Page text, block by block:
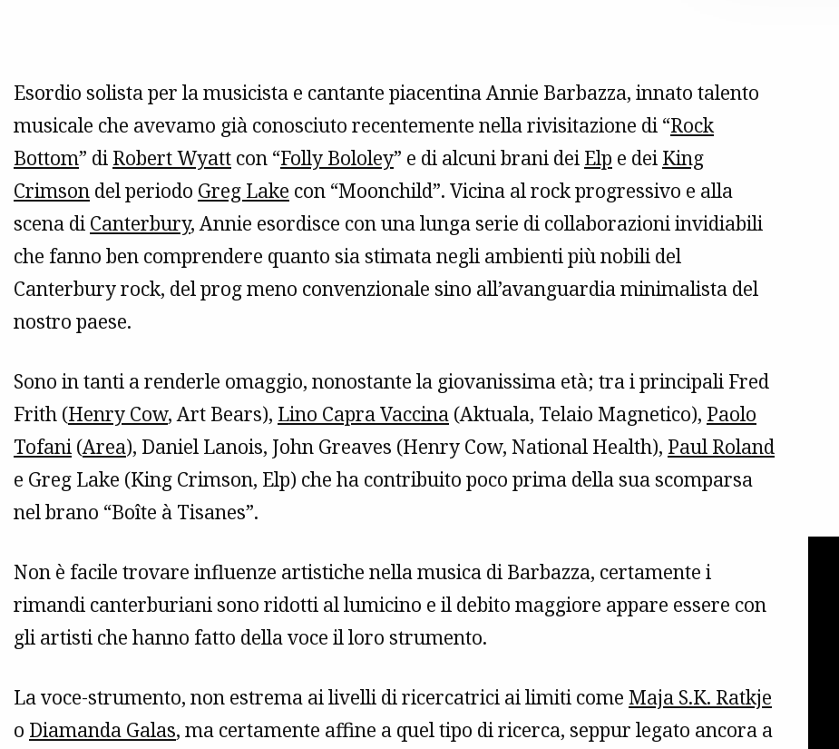
Esordio solista per la musicista e cantante piacentina Annie Barbazza, innato talento
musicale che avevamo già conosciuto recentemente nella rivisitazione di “Rock
Bottom” di Robert Wyatt con “Folly Bololey” e di alcuni brani dei Elp e dei King
Crimson del periodo Greg Lake con “Moonchild”. Vicina al rock progressivo e alla
scena di Canterbury, Annie esordisce con una lunga serie di collaborazioni invidiabili
che fanno ben comprendere quanto sia stimata negli ambienti più nobili del
Canterbury rock, del prog meno convenzionale sino all’avanguardia minimalista del
nostro paese.
Sono in tanti a renderle omaggio, nonostante la giovanissima età; tra i principali Fred
Frith (Henry Cow, Art Bears), Lino Capra Vaccina (Aktuala, Telaio Magnetico), Paolo
Tofani (Area), Daniel Lanois, John Greaves (Henry Cow, National Health), Paul Roland
e Greg Lake (King Crimson, Elp) che ha contribuito poco prima della sua scomparsa
nel brano “Boîte à Tisanes”.
Non è facile trovare influenze artistiche nella musica di Barbazza, certamente i
rimandi canterburiani sono ridotti al lumicino e il debito maggiore appare essere con
gli artisti che hanno fatto della voce il loro strumento.
La voce-strumento, non estrema ai livelli di ricercatrici ai limiti come Maja S.K. Ratkje
o Diamanda Galas, ma certamente affine a quel tipo di ricerca, seppur legato ancora a